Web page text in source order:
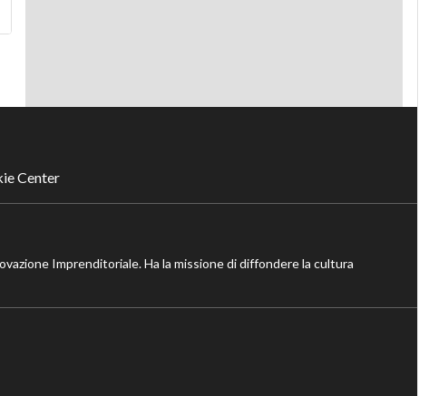
Center
Imprenditoriale. Ha la missione di diffondere la cultura